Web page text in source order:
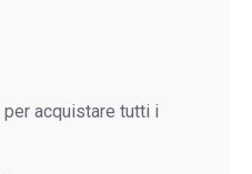
acquistare tutti i